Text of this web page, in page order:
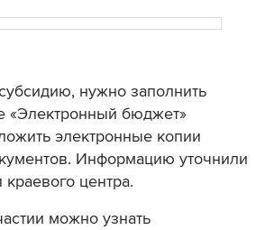
нужно заполнить
«Электронный бюджет»
электронные копии
Информацию уточнили
центра.
можно узнать